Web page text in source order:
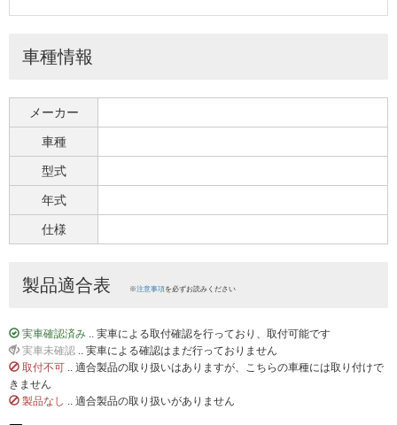
車種情報
メーカー
車種
型式
年式
仕様
製品適合表 ※注意事項を必ずお読みください
実車確認済み .. 実車による取付確認を行っており、取付可能です
実車未確認 .. 実車による確認はまだ行っておりません
取付不可 .. 適合製品の取り扱いはありますが、こちらの車種には取り付けで
きません
製品なし .. 適合製品の取り扱いがありません